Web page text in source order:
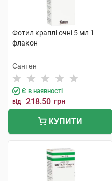
Фотил краплі очні 5 мл 1
флакон
Сантен
Є в наявності
від 218.50 грн
КУПИТИ